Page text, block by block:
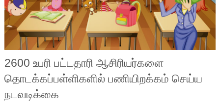
2600 உபரி பட்டதாரி ஆசிரியர்களை
தொடக்கப்பள்ளிகளில் பணியிறக்கம் செய்ய
நடவடிக்கை